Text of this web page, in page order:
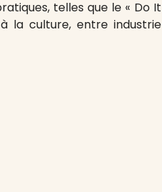
telles que le « Do It
la culture, entre industrie